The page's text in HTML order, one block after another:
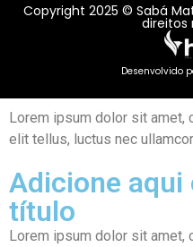
Copyright 2025 © Sabá
direitos
Desenvolvido
Lorem ipsum dolor sit amet,
elit tellus, luctus nec
Adicione aqui
título
Lorem ipsum dolor sit amet,